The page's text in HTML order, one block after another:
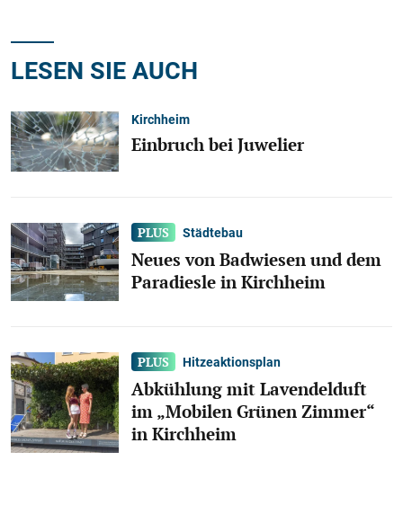
LESEN SIE AUCH
Kirchheim
Einbruch bei Juwelier
Städtebau
Neues von Badwiesen und dem
Paradiesle in Kirchheim
Hitzeaktionsplan
Abkühlung mit Lavendelduft
im „Mobilen Grünen Zimmer“
in Kirchheim